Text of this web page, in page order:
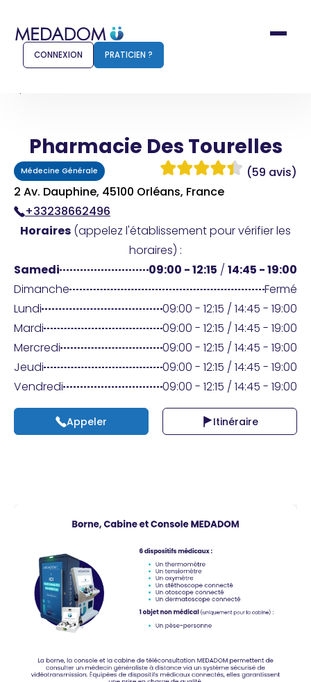
Comment ça marche ?
Pour les patients
Pharmacien
Connexion
Praticien ?
CONNEXION PRATICIEN ?
Pharmacie Des Tourelles
Médecine Générale
(59 avis)
2 Av. Dauphine, 45100 Orléans, France
+33238662496
Horaires (appelez l'établissement pour vérifier les
horaires) :
Samedi
09:00 - 12:15 / 14:45 - 19:00
Dimanche
Fermé
Lundi
09:00 - 12:15 / 14:45 - 19:00
Mardi
09:00 - 12:15 / 14:45 - 19:00
Mercredi
09:00 - 12:15 / 14:45 - 19:00
Jeudi
09:00 - 12:15 / 14:45 - 19:00
Vendredi
09:00 - 12:15 / 14:45 - 19:00
Appeler Itinéraire